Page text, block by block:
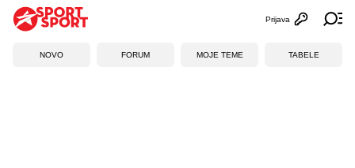
Otvori
Prijava
NOVO FORUM MOJE TEME TABELE